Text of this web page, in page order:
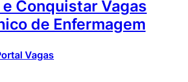
Conquistar Vagas
de Enfermagem
Vagas